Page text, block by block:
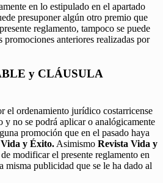
en lo estipulado en el apartado
presuponer algún otro premio que
reglamento, tampoco se puede
promociones anteriores realizadas por
y CLÁUSULA
el ordenamiento jurídico costarricense
y no se podrá aplicar o analógicamente
promoción que en el pasado haya
y Éxito. Asimismo Revista Vida y
modificar el presente reglamento en
misma publicidad que se le ha dado al